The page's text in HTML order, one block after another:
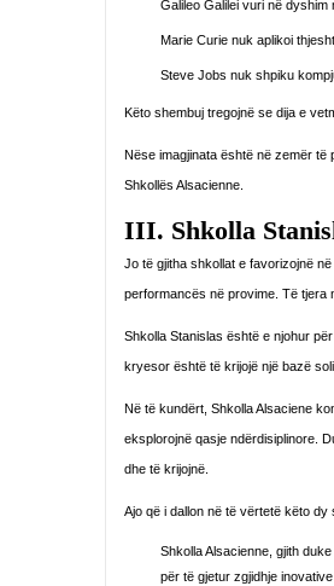
Galileo Galilei vuri në dyshim
Marie Curie nuk aplikoi
Steve Jobs nuk shpiku
Këto shembuj tregojnë se dija e
Nëse imagjinata është në zemër të
Shkollës Alsacienne.
III. Shkolla
Jo të gjitha shkollat e favorizojnë
performancës në provime. Të tjera
Shkolla Stanislas është e njohur
kryesor është të krijojë një bazë
Në të kundërt, Shkolla Alsaciene
eksplorojnë qasje ndërdisiplinore.
dhe të krijojnë.
Ajo që i dallon në të vërtetë këto
Shkolla Alsacienne, gjith
për të gjetur zgjidhje